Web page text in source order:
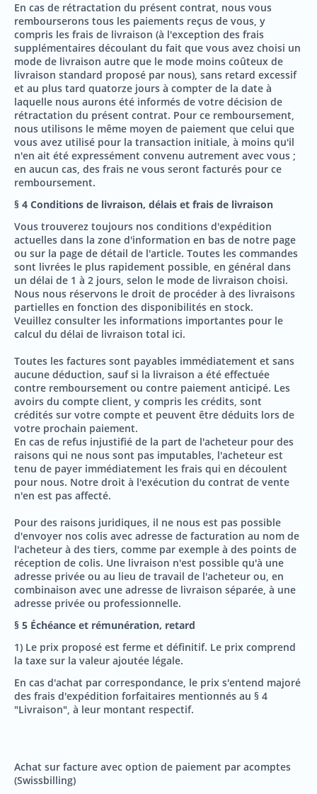
En cas de rétractation du présent contrat, nous vous
rembourserons tous les paiements reçus de vous, y
compris les frais de livraison (à l'exception des frais
supplémentaires découlant du fait que vous avez choisi un
mode de livraison autre que le mode moins coûteux de
livraison standard proposé par nous), sans retard excessif
et au plus tard quatorze jours à compter de la date à
laquelle nous aurons été informés de votre décision de
rétractation du présent contrat. Pour ce remboursement,
nous utilisons le même moyen de paiement que celui que
vous avez utilisé pour la transaction initiale, à moins qu'il
n'en ait été expressément convenu autrement avec vous ;
en aucun cas, des frais ne vous seront facturés pour ce
remboursement.
§ 4 Conditions de livraison, délais et frais de livraison
Vous trouverez toujours nos conditions d'expédition
actuelles dans la zone d'information en bas de notre page
ou sur la page de détail de l'article. Toutes les commandes
sont livrées le plus rapidement possible, en général dans
un délai de 1 à 2 jours, selon le mode de livraison choisi.
Nous nous réservons le droit de procéder à des livraisons
partielles en fonction des disponibilités en stock.
Veuillez consulter les informations importantes pour le
calcul du délai de livraison total ici.
Toutes les factures sont payables immédiatement et sans
aucune déduction, sauf si la livraison a été effectuée
contre remboursement ou contre paiement anticipé. Les
avoirs du compte client, y compris les crédits, sont
crédités sur votre compte et peuvent être déduits lors de
votre prochain paiement.
En cas de refus injustifié de la part de l'acheteur pour des
raisons qui ne nous sont pas imputables, l'acheteur est
tenu de payer immédiatement les frais qui en découlent
pour nous. Notre droit à l'exécution du contrat de vente
n'en est pas affecté.
Pour des raisons juridiques, il ne nous est pas possible
d'envoyer nos colis avec adresse de facturation au nom de
l'acheteur à des tiers, comme par exemple à des points de
réception de colis. Une livraison n'est possible qu'à une
adresse privée ou au lieu de travail de l'acheteur ou, en
combinaison avec une adresse de livraison séparée, à une
adresse privée ou professionnelle.
§ 5 Échéance et rémunération, retard
1) Le prix proposé est ferme et définitif. Le prix comprend
la taxe sur la valeur ajoutée légale.
En cas d'achat par correspondance, le prix s'entend majoré
des frais d'expédition forfaitaires mentionnés au § 4
"Livraison", à leur montant respectif.
Achat sur facture avec option de paiement par acomptes
(Swissbilling)